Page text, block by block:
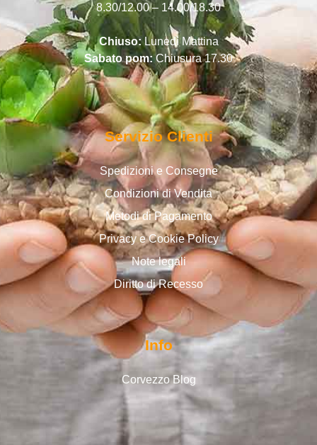
8.30/12.00 – 14.00/18.30
Chiuso:Lunedì Mattina
Sabato pom:Chiusura 17.30
Servizio Clienti
Spedizioni e Consegne
Condizioni di Vendita
Metodi di Pagamento
Privacy e Cookie Policy
Note legali
Diritto di Recesso
Info
Corvezzo Blog